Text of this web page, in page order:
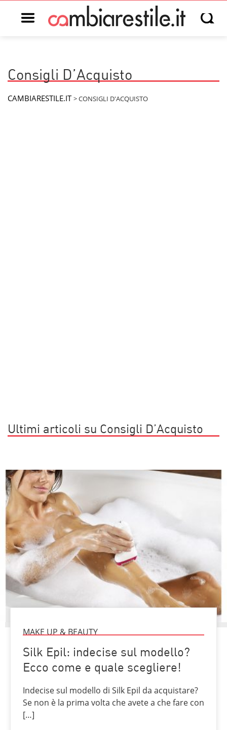
Open main menu Open
Consigli D’Acquisto
CAMBIARESTILE.IT >CONSIGLI D'ACQUISTO
Ultimi articoli su Consigli D’Acquisto
MAKE UP & BEAUTY
Silk Epil: indecise sul modello?
Ecco come e quale scegliere!
Indecise sul modello di Silk Epil da acquistare?
Se non è la prima volta che avete a che fare con
[…]